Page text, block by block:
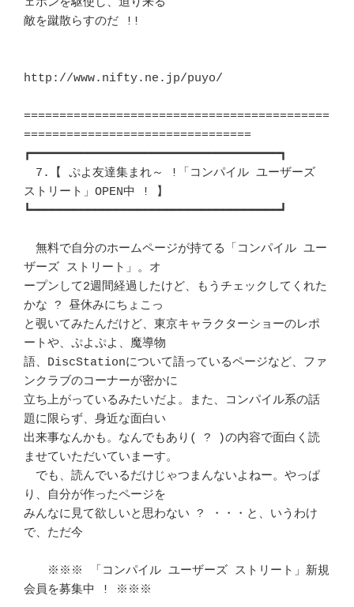
ェポンを駆使し、迫り来る
敵を蹴散らすのだ !!
http://www.nifty.ne.jp/puyo/
===========================================
================================
┏━━━━━━━━━━━━━━━━━━━━━━━━━━━━━━━━━━━┓
7.【 ぷよ友達集まれ～ !「コンパイル ユーザーズ
ストリート」OPEN中 ! 】
┗━━━━━━━━━━━━━━━━━━━━━━━━━━━━━━━━━━━┛
無料で自分のホームページが持てる「コンパイル ユー
ザーズ ストリート」。オ
ープンして2週間経過したけど、もうチェックしてくれた
かな ? 昼休みにちょこっ
と覗いてみたんだけど、東京キャラクターショーのレポ
ートや、ぷよぷよ、魔導物
語、DiscStationについて語っているページなど、ファ
ンクラブのコーナーが密かに
立ち上がっているみたいだよ。また、コンパイル系の話
題に限らず、身近な面白い
出来事なんかも。なんでもあり( ? )の内容で面白く読
ませていただいていまーす。
でも、読んでいるだけじゃつまんないよねー。やっぱ
り、自分が作ったページを
みんなに見て欲しいと思わない ? ・・・と、いうわけ
で、ただ今
※※※ 「コンパイル ユーザーズ ストリート」新規
会員を募集中 ! ※※※